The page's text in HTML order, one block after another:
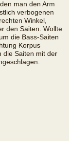
man den Arm
verbogenen
Winkel,
den Saiten. Wollte
die Bass-Saiten
Korpus
die Saiten mit der